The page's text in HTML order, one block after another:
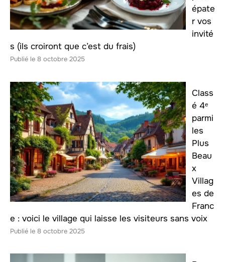
épate
r vos
invité
s (ils croiront que c’est du frais)
8 octobre 2025
Class
é 4ᵉ
parmi
les
Plus
Beau
x
Villag
es de
Franc
e : voici le village qui laisse les visiteurs sans voix
8 octobre 2025